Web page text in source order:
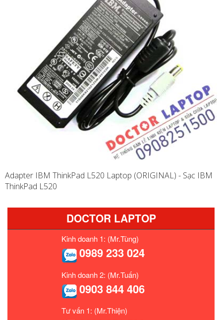
Adapter IBM ThinkPad L520 Laptop (ORIGINAL) - Sạc IBM
ThinkPad L520
DOCTOR LAPTOP
Kinh doanh 1: (Mr.Tùng)
0989 233 024
Kinh doanh 2: (Mr.Tuấn)
0903 844 406
Tư vấn 1: (Mr.Thiện)